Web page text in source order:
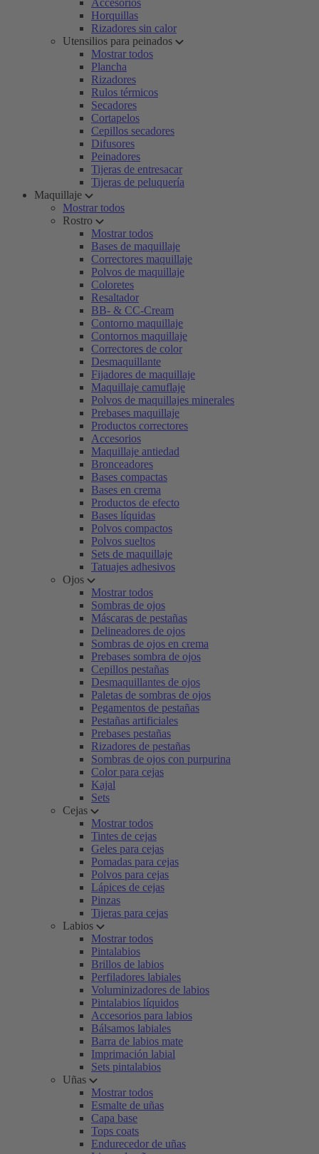
Accesorios
Horquillas
Rizadores sin calor
Utensilios para peinados
Mostrar todos
Plancha
Rizadores
Rulos térmicos
Secadores
Cortapelos
Cepillos secadores
Difusores
Peinadores
Tijeras de entresacar
Tijeras de peluquería
Maquillaje
Mostrar todos
Rostro
Mostrar todos
Bases de maquillaje
Correctores maquillaje
Polvos de maquillaje
Coloretes
Resaltador
BB- & CC-Cream
Contorno maquillaje
Contornos maquillaje
Correctores de color
Desmaquillante
Fijadores de maquillaje
Maquillaje camuflaje
Polvos de maquillajes minerales
Prebases maquillaje
Productos correctores
Accesorios
Maquillaje antiedad
Bronceadores
Bases compactas
Bases en crema
Productos de efecto
Bases líquidas
Polvos compactos
Polvos sueltos
Sets de maquillaje
Tatuajes adhesivos
Ojos
Mostrar todos
Sombras de ojos
Máscaras de pestañas
Delineadores de ojos
Sombras de ojos en crema
Prebases sombra de ojos
Cepillos pestañas
Desmaquillantes de ojos
Paletas de sombras de ojos
Pegamentos de pestañas
Pestañas artificiales
Prebases pestañas
Rizadores de pestañas
Sombras de ojos con purpurina
Color para cejas
Kajal
Sets
Cejas
Mostrar todos
Tintes de cejas
Geles para cejas
Pomadas para cejas
Polvos para cejas
Lápices de cejas
Pinzas
Tijeras para cejas
Labios
Mostrar todos
Pintalabios
Brillos de labios
Perfiladores labiales
Voluminizadores de labios
Pintalabios líquidos
Accesorios para labios
Bálsamos labiales
Barra de labios mate
Imprimación labial
Sets pintalabios
Uñas
Mostrar todos
Esmalte de uñas
Capa base
Tops coats
Endurecedor de uñas